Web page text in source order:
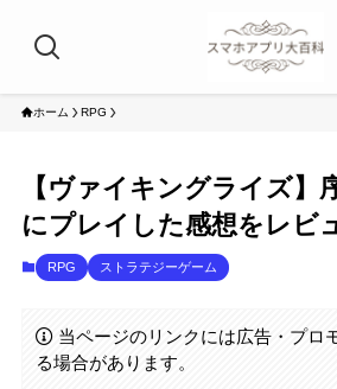
ホーム RPG
【ヴァイキングライズ】
にプレイした感想をレビ
RPG ストラテジーゲーム
当ページのリンクには広告・プロ
る場合があります。